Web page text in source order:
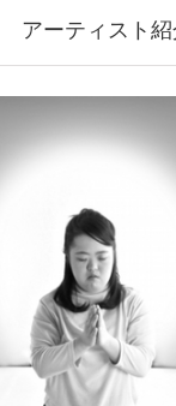
アーティスト